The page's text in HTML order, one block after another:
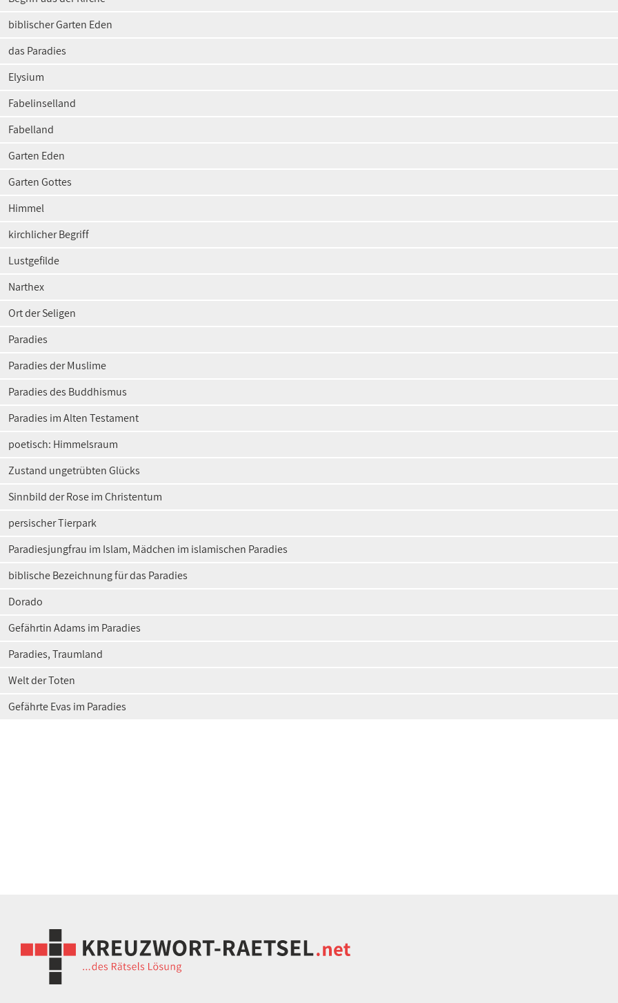
biblischer Garten Eden
das Paradies
Elysium
Fabelinselland
Fabelland
Garten Eden
Garten Gottes
Himmel
kirchlicher Begriff
Lustgefilde
Narthex
Ort der Seligen
Paradies
Paradies der Muslime
Paradies des Buddhismus
Paradies im Alten Testament
poetisch: Himmelsraum
Zustand ungetrübten Glücks
Sinnbild der Rose im Christentum
persischer Tierpark
Paradiesjungfrau im Islam, Mädchen im islamischen Paradies
biblische Bezeichnung für das Paradies
Dorado
Gefährtin Adams im Paradies
Paradies, Traumland
Welt der Toten
Gefährte Evas im Paradies